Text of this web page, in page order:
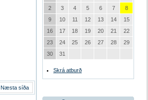
Næsta síða
2
3 4 5 6 7
8
9
10 11 12 13 14
15
16
17 18 19 20 21
22
23
24 25 26 27 28
29
30
31
Skrá atburð